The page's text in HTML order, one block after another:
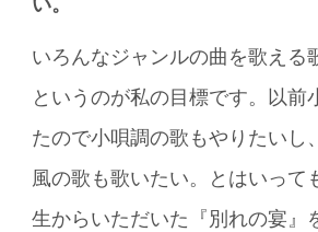
いろんなジャンルの曲を歌える
というのが私の目標です。以前
たので小唄調の歌もやりたいし
風の歌も歌いたい。とはいって
生からいただいた『別れの宴』